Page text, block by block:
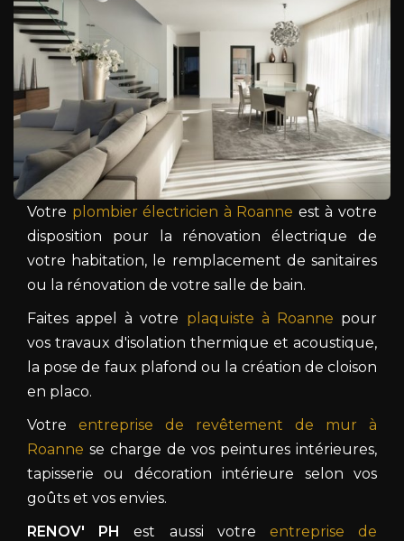
Votre plombier électricien à Roanne est à votre
disposition pour la rénovation électrique de
votre habitation, le remplacement de sanitaires
ou la rénovation de votre salle de bain.
Faites appel à votre plaquiste à Roanne pour
vos travaux d'isolation thermique et acoustique,
la pose de faux plafond ou la création de cloison
en placo.
Votre entreprise de revêtement de mur à
Roanne se charge de vos peintures intérieures,
tapisserie ou décoration intérieure selon vos
goûts et vos envies.
RENOV' PH
est aussi votre entreprise de